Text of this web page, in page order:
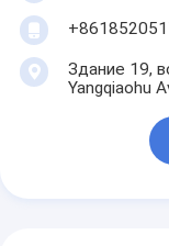
Здание 19,
Yangqiaohu